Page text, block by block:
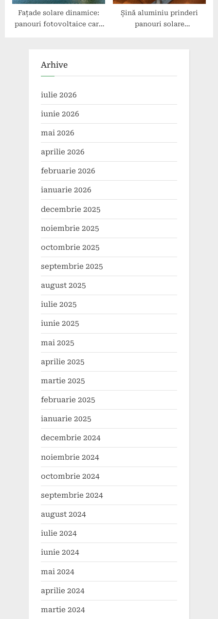
Fațade solare dinamice:
panouri fotovoltaice care
Șină aluminiu prinderi
panouri solare
Arhive
iulie 2026
iunie 2026
mai 2026
aprilie 2026
februarie 2026
ianuarie 2026
decembrie 2025
noiembrie 2025
octombrie 2025
septembrie 2025
august 2025
iulie 2025
iunie 2025
mai 2025
aprilie 2025
martie 2025
februarie 2025
ianuarie 2025
decembrie 2024
noiembrie 2024
octombrie 2024
septembrie 2024
august 2024
iulie 2024
iunie 2024
mai 2024
aprilie 2024
martie 2024